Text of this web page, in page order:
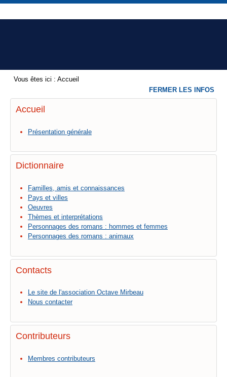
Vous êtes ici : Accueil
Accueil
Présentation générale
Dictionnaire
Familles, amis et connaissances
Pays et villes
Oeuvres
Thèmes et interprétations
Personnages des romans : hommes et femmes
Personnages des romans : animaux
Contacts
Le site de l'association Octave Mirbeau
Nous contacter
Contributeurs
Membres contributeurs
FERMER LES INFOS